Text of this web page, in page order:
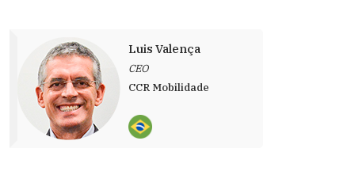
Luis Valença
CEO
CCR Mobilidade